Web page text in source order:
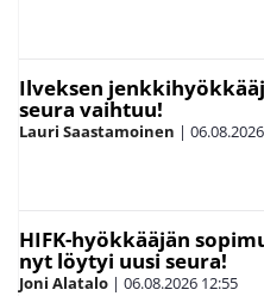
Ilveksen
seura vaihtuu!
Lauri Saastamoinen | 06.08.2026
HIFK-hyökkääjän
nyt löytyi uusi seura!
Joni Alatalo | 06.08.2026 12:55